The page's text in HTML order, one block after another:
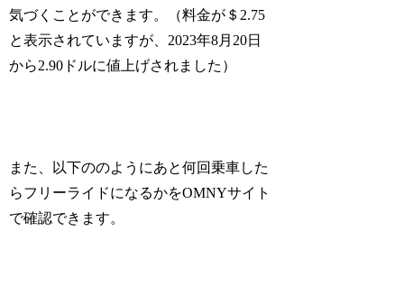
気づくことができます。（料金が＄2.75
と表示されていますが、2023年8月20日
から2.90ドルに値上げされました）
また、以下ののようにあと何回乗車した
らフリーライドになるかをOMNYサイト
で確認できます。